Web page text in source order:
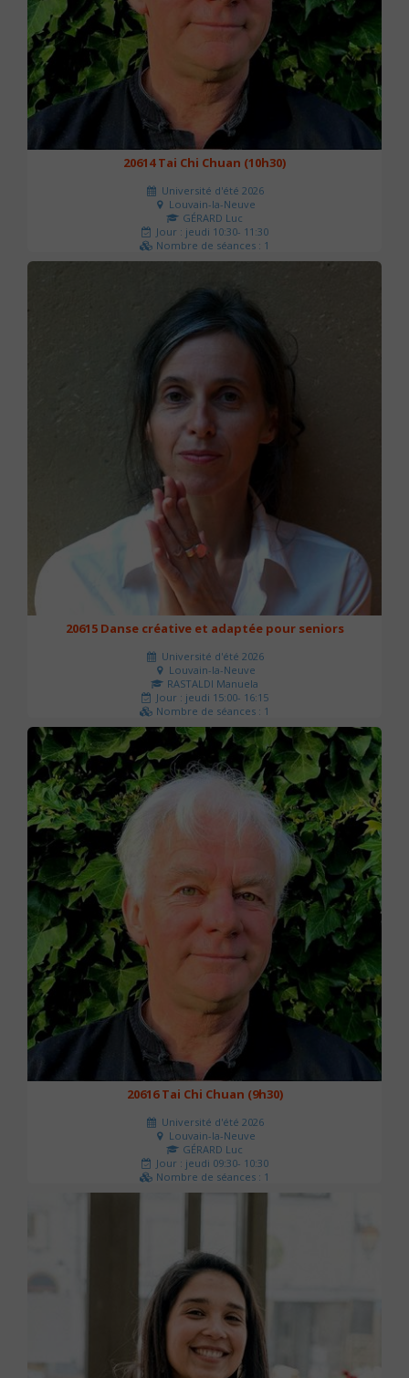
20614 Tai Chi Chuan (10h30)
Université d'été 2026
Louvain-la-Neuve
GÉRARD Luc
Jour : jeudi 10:30- 11:30
Nombre de séances : 1
0 €
20615 Danse créative et adaptée pour seniors
Université d'été 2026
Louvain-la-Neuve
RASTALDI Manuela
Jour : jeudi 15:00- 16:15
Nombre de séances : 1
0 €
20616 Tai Chi Chuan (9h30)
Université d'été 2026
Louvain-la-Neuve
GÉRARD Luc
Jour : jeudi 09:30- 10:30
Nombre de séances : 1